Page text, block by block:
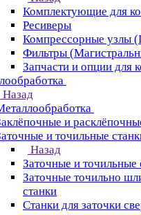
Комплектующие для
Ресиверы
Компрессорные узлы
Фильтры
Запчасти и опции для
Назад
и
и точильные
Назад
Заточные и точильные
Заточные точильно
станки
Станки для заточки